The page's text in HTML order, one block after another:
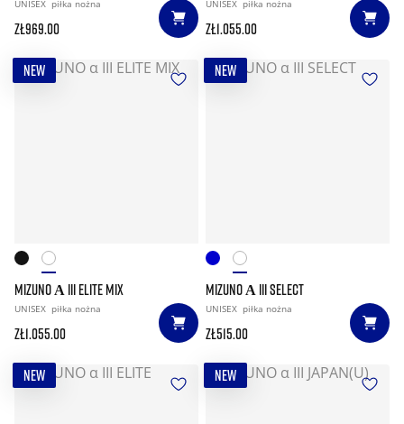
UNISEX piłka nożna
zł969.00
UNISEX piłka nożna
zł1.055.00
NEW
MIZUNO Α III ELITE MIX
UNISEX piłka nożna
zł1.055.00
NEW
MIZUNO Α III SELECT
UNISEX piłka nożna
zł515.00
NEW NEW